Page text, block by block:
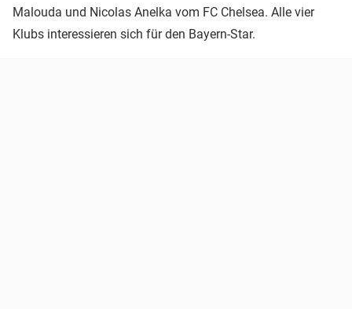
Malouda und Nicolas Anelka vom FC Chelsea. Alle vier
Klubs interessieren sich für den Bayern-Star.